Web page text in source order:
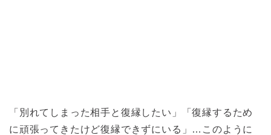
「別れてしまった相手と復縁したい」「復縁するため
に頑張ってきたけど復縁できずにいる」…このように